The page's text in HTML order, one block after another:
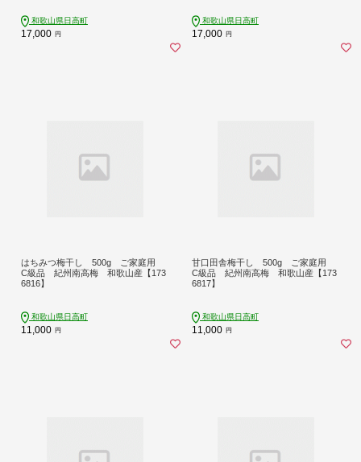
和歌山県日高町
17,000 円
和歌山県日高町
17,000 円
はちみつ梅干し 500g ご家庭用
C級品 紀州南高梅 和歌山産【173
6816】
和歌山県日高町
11,000 円
甘口田舎梅干し 500g ご家庭用
C級品 紀州南高梅 和歌山産【173
6817】
和歌山県日高町
11,000 円